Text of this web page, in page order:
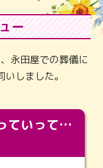
ー
永田屋での葬儀に
しました。
「カッコよくなって旅立っていってくれました（笑）もっとカッコいいって言ってあげればよかったな」